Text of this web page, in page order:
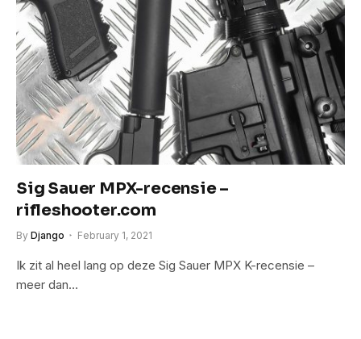
Sig Sauer MPX-recensie –
rifleshooter.com
By Django February 1, 2021
Ik zit al heel lang op deze Sig Sauer MPX K-recensie –
meer dan…